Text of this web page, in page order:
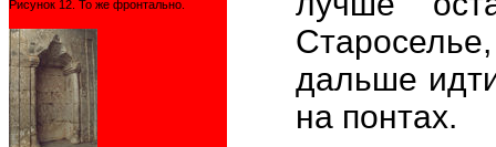
Рисунок 12. То же фронтально.
дальше
на понтах.